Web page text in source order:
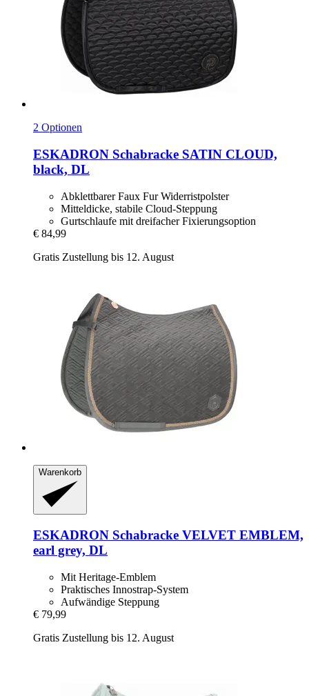
2 Optionen
ESKADRON Schabracke SATIN CLOUD,
black, DL
Abklettbarer Faux Fur Widerristpolster
Mitteldicke, stabile Cloud-Steppung
Gurtschlaufe mit dreifacher Fixierungsoption
€ 84,99
Gratis Zustellung bis 12. August
Warenkorb
ESKADRON Schabracke VELVET EMBLEM,
earl grey, DL
Mit Heritage-Emblem
Praktisches Innostrap-System
Aufwändige Steppung
€ 79,99
Gratis Zustellung bis 12. August